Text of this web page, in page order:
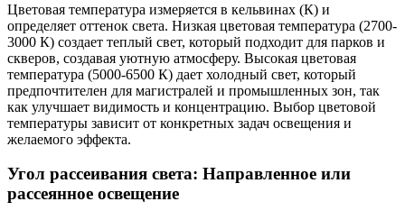
Цветовая температура измеряется в кельвинах (К) и
определяет оттенок света. Низкая цветовая температура (2700-
3000 К) создает теплый свет, который подходит для парков и
скверов, создавая уютную атмосферу. Высокая цветовая
температура (5000-6500 К) дает холодный свет, который
предпочтителен для магистралей и промышленных зон, так
как улучшает видимость и концентрацию. Выбор цветовой
температуры зависит от конкретных задач освещения и
желаемого эффекта.
Угол рассеивания света: Направленное или
рассеянное освещение